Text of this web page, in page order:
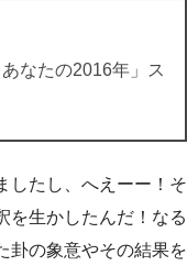
なたの2016年」ス
したし、へえーー！そ
を生かしたんだ！なる
卦の象意やその結果を